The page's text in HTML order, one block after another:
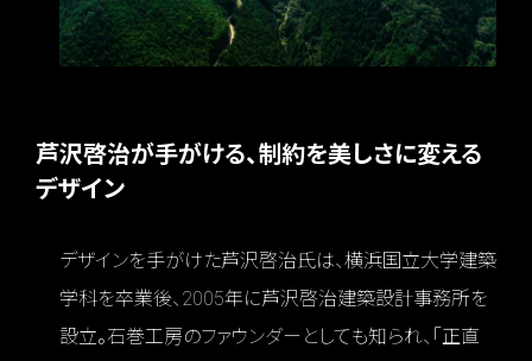
芦沢啓治が手がける、制約を美しさに変える
デザイン
デザインを手がけた芦沢啓治氏は、横浜国立大学建築
学科を卒業後、2005年に芦沢啓治建築設計事務所を
設立。石巻工房のファウンダーとしても知られ、「正直